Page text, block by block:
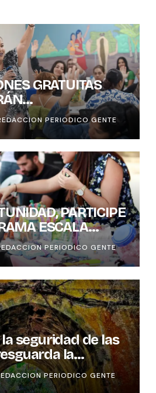
GRATUITAS
Y
BLANDAS DE LAS
PERIODICO GENTE
PARTICIPE
ESCALA
PERIODICO GENTE
seguridad de las
la
del puente
PERIODICO GENTE